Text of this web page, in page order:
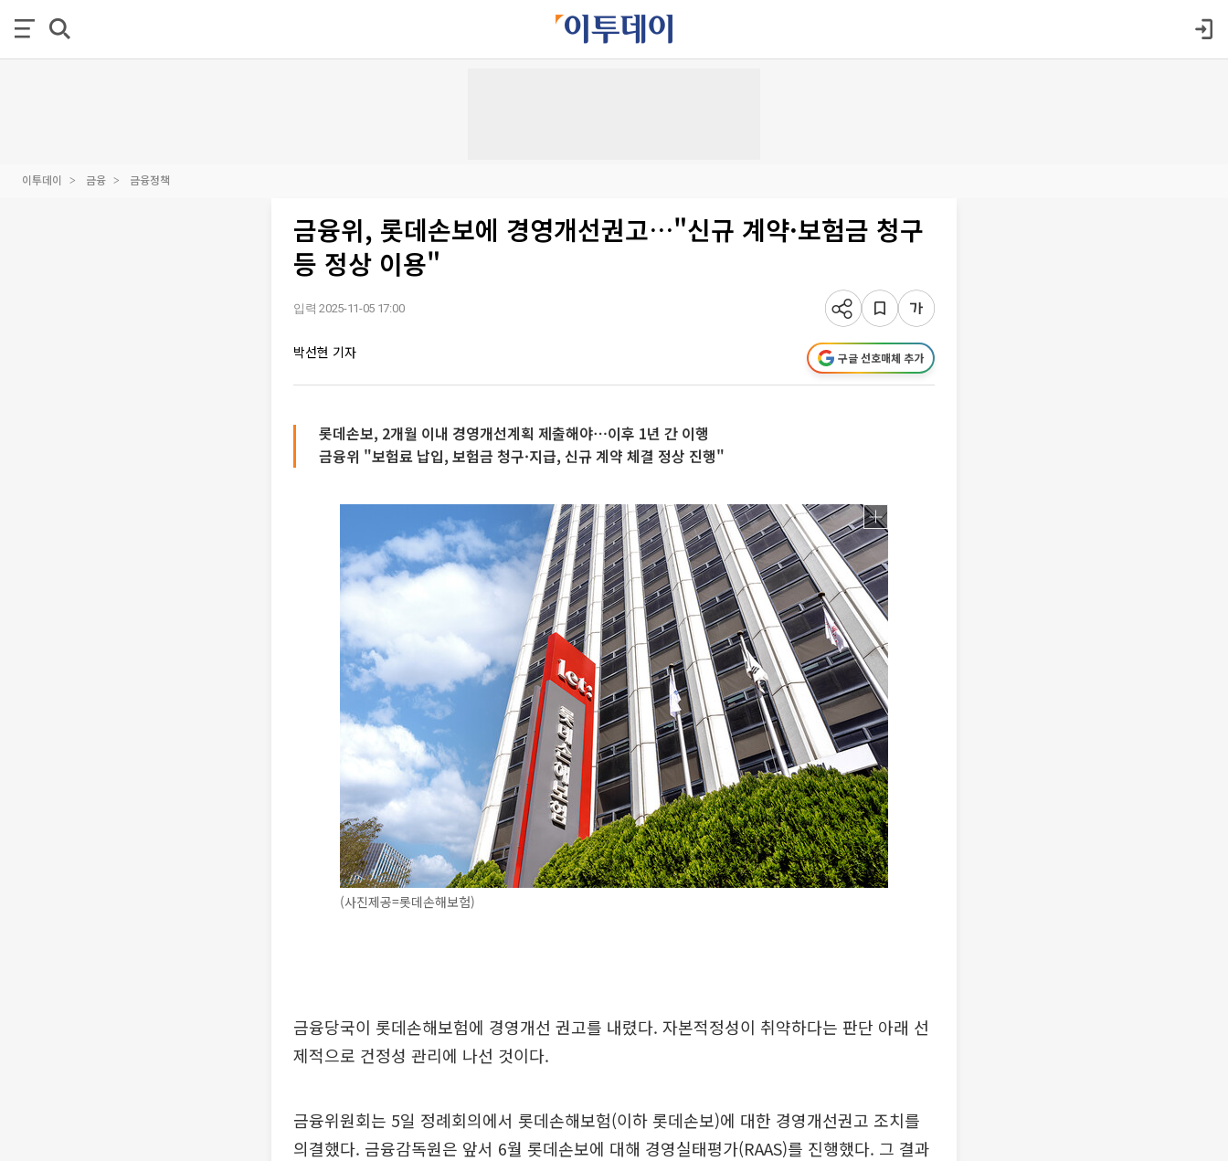
이투데이 금융 금융정책
금융위, 롯데손보에 경영개선권고…"신규 계약·보험금 청구
등 정상 이용"
입력 2025-11-05 17:00
박선현 기자 구글 선호매체 추가
롯데손보, 2개월 이내 경영개선계획 제출해야⋯이후 1년 간 이행
금융위 "보험료 납입, 보험금 청구·지급, 신규 계약 체결 정상 진행"
(사진제공=롯데손해보험)
금융당국이 롯데손해보험에 경영개선 권고를 내렸다. 자본적정성이 취약하다는 판단 아래 선
제적으로 건정성 관리에 나선 것이다.
금융위원회는 5일 정례회의에서 롯데손해보험(이하 롯데손보)에 대한 경영개선권고 조치를
의결했다. 금융감독원은 앞서 6월 롯데손보에 대해 경영실태평가(RAAS)를 진행했다. 그 결과